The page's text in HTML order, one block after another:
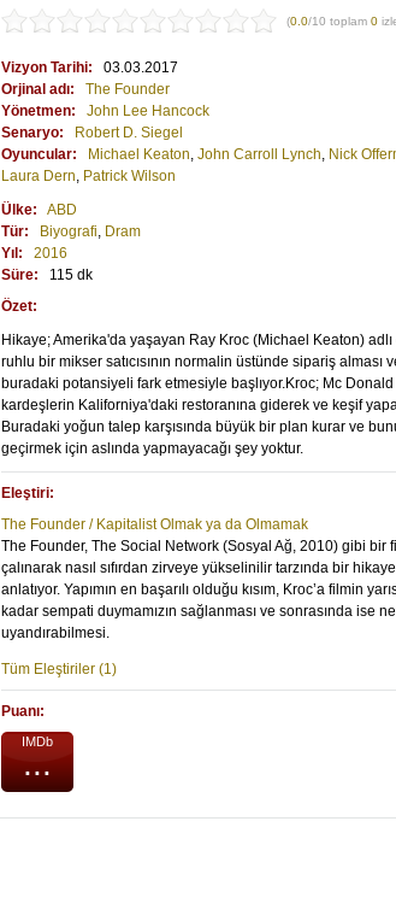
(0.0/10 toplam 0
Vizyon Tarihi:
03.03.2017
Orjinal adı:
The Founder
Yönetmen:
John Lee Hancock
Senaryo:
Robert D. Siegel
Oyuncular:
Michael Keaton, John Carroll Lynch, Nick
Laura Dern, Patrick Wilson
Ülke:
ABD
Tür:
Biyografi, Dram
Yıl:
2016
Süre:
115 dk
Özet:
Hikaye; Amerika'da yaşayan Ray Kroc (Michael Keaton)
ruhlu bir mikser satıcısının normalin üstünde sipariş alması
buradaki potansiyeli fark etmesiyle başlıyor.Kroc; Mc Donald
kardeşlerin Kaliforniya'daki restoranına giderek ve keşif
Buradaki yoğun talep karşısında büyük bir plan kurar ve
geçirmek için aslında yapmayacağı şey yoktur.
Eleştiri:
The Founder / Kapitalist Olmak ya da Olmamak
The Founder, The Social Network (Sosyal Ağ, 2010) gibi bir
çalınarak nasıl sıfırdan zirveye yükselinilir tarzında bir hikaye
anlatıyor. Yapımın en başarılı olduğu kısım, Kroc’a filmin
kadar sempati duymamızın sağlanması ve sonrasında ise
uyandırabilmesi.
Tüm Eleştiriler (1)
Puanı:
IMDb
...